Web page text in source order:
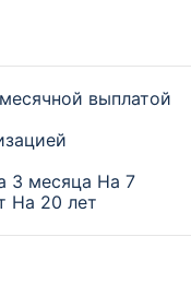
выплатой
3 месяца На 7
На 20 лет